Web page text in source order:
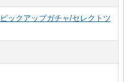
ックアップガチャ/セレクトツ